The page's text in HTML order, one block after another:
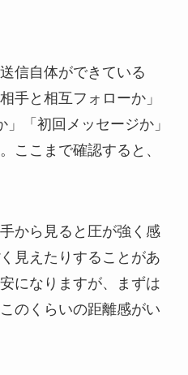
信自体ができている
手と相互フォローか」
」「初回メッセージか」
ここまで確認すると、
から見ると圧が強く感
見えたりすることがあ
になりますが、まずは
のくらいの距離感がい